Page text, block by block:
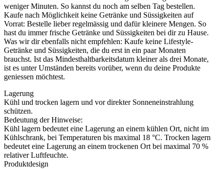
weniger Minuten. So kannst du noch am selben Tag bestellen.
Kaufe nach Möglichkeit keine Getränke und Süssigkeiten auf
Vorrat: Bestelle lieber regelmässig und dafür kleinere Mengen. So
hast du immer frische Getränke und Süssigkeiten bei dir zu Hause.
Was wir dir ebenfalls nicht empfehlen: Kaufe keine Lifestyle-
Getränke und Süssigkeiten, die du erst in ein paar Monaten
brauchst. Ist das Mindesthaltbarkeitsdatum kleiner als drei Monate,
ist es unter Umständen bereits vorüber, wenn du deine Produkte
geniessen möchtest.
Lagerung
Kühl und trocken lagern und vor direkter Sonneneinstrahlung
schützen.
Bedeutung der Hinweise:
Kühl lagern bedeutet eine Lagerung an einem kühlen Ort, nicht im
Kühlschrank, bei Temperaturen bis maximal 18 °C. Trocken lagern
bedeutet eine Lagerung an einem trockenen Ort bei maximal 70 %
relativer Luftfeuchte.
Produktdesign